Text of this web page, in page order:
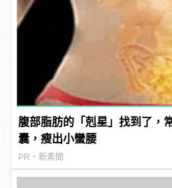
腹部脂肪的「剋星」找到了，
囊，瘦出小蠻腰
PR・新素簡